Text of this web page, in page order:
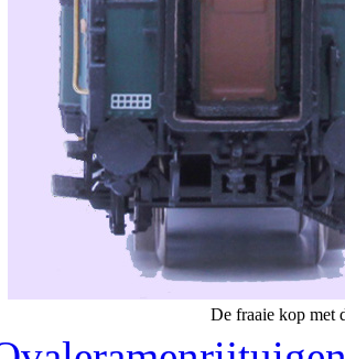
De fraaie kop met